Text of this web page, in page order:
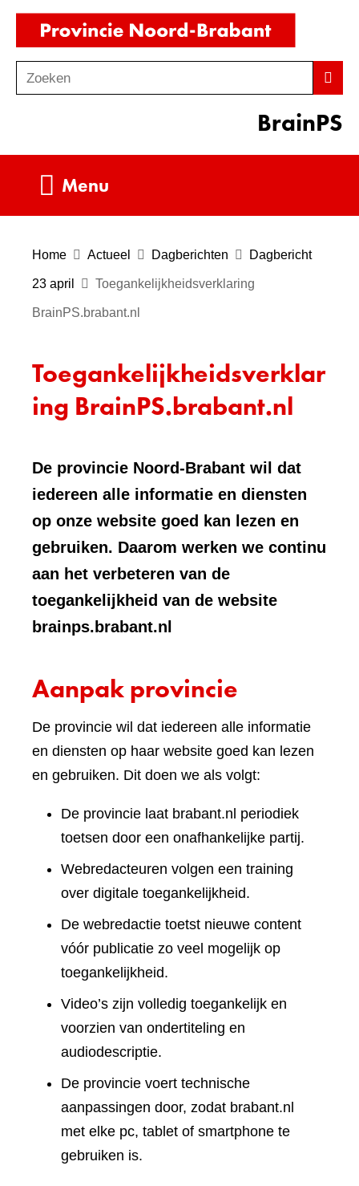
Ga
de
inhoud
o
Zoeken
BrainPS
Menu
Home Actueel Dagberichten Dagbericht
23 april Toegankelijkheidsverklaring
BrainPS.brabant.nl
Toegankelijkheidsverklar
ing BrainPS.brabant.nl
De provincie Noord-Brabant wil dat
iedereen alle informatie en diensten
op onze website goed kan lezen en
gebruiken. Daarom werken we continu
aan het verbeteren van de
toegankelijkheid van de website
brainps.brabant.nl
Aanpak provincie
De provincie wil dat iedereen alle informatie
en diensten op haar website goed kan lezen
en gebruiken. Dit doen we als volgt:
De provincie laat brabant.nl periodiek
toetsen door een onafhankelijke partij.
Webredacteuren volgen een training
over digitale toegankelijkheid.
De webredactie toetst nieuwe content
vóór publicatie zo veel mogelijk op
toegankelijkheid.
Video’s zijn volledig toegankelijk en
voorzien van ondertiteling en
audiodescriptie.
De provincie voert technische
aanpassingen door, zodat brabant.nl
met elke pc, tablet of smartphone te
gebruiken is.